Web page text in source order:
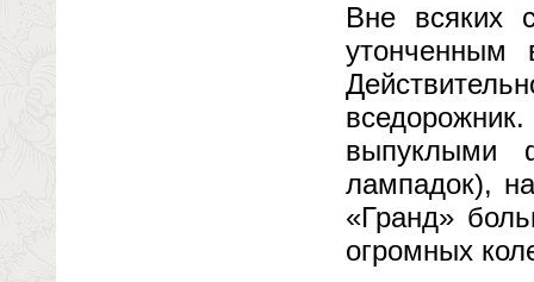
Вне всяких
утонченным
выпуклыми
лампадок),
«Гранд»
огромных